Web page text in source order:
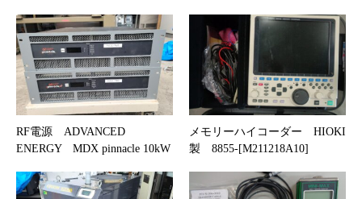
RF電源 ADVANCED
ENERGY MDX pinnacle 10kW
メモリーハイコーダー HIOKI
製 8855-[M211218A10]